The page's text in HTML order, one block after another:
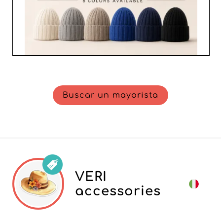
Buscar un mayorista
VERI
accessories